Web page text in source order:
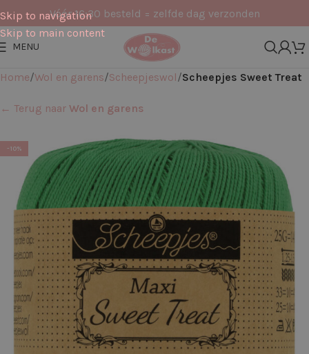
Skip to navigation
Skip to main content
Vóór 16:30 besteld = zelfde dag verzonden
MENU
Home Wol en garens Scheepjeswol Scheepjes Sweet Treat
← Terug naar Wol en garens
-10%